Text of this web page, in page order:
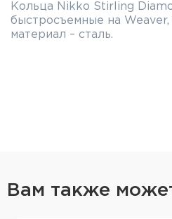
Кольца Nikko Stirling
быстросъемные на Weaver,
материал – сталь.
Вам также